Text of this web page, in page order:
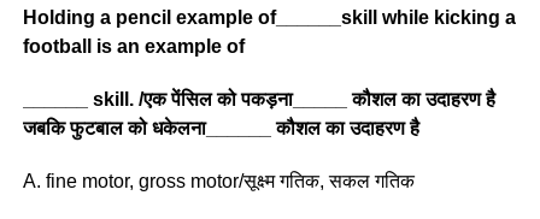
Holding a pencil example of______skill while kicking a
football is an example of
______ skill. /एक पेंसिल को पकड़ना_____ कौशल का उदाहरण है
जबकि फुटबाल को धकेलना______ कौशल का उदाहरण है
A. fine motor, gross motor/सूक्ष्म गतिक, सकल गतिक